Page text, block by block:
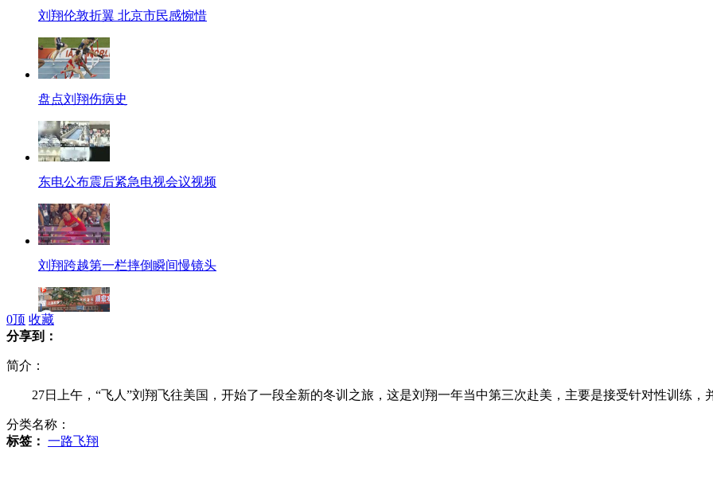
刘翔伦敦折翼 北京市民感惋惜
盘点刘翔伤病史
东电公布震后紧急电视会议视频
刘翔跨越第一栏摔倒瞬间慢镜头
日东电公布地震后紧急电视会议视频
0顶 收藏
分享到：
简介：
27日上午，“飞人”刘翔飞往美国，开始了一段全新的冬训之旅，这是刘翔一年当中第三次赴美，主要是接受针对性训练，
分类名称：
标签： 一路飞翔